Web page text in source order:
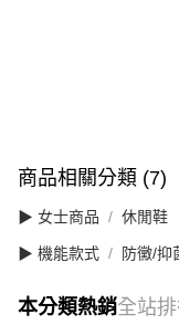
商品相關分類 (7)
▶ 女士商品 休閒鞋
▶ 機能款式 防黴/抑
本分類熱銷全站